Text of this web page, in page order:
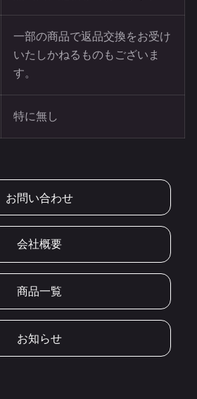
一部の商品で返品交換をお受け
いたしかねるものもございま
す。
特に無し
お問い合わせ
会社概要
商品一覧
お知らせ